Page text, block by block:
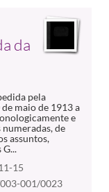
da
pela
maio de 1913 a
e
de
assuntos,
15
001/0023